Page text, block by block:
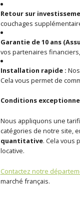
Retour sur
couchages
Garantie de 10 ans
vos partenaires
Installation rapide :
Cela vous permet de
Conditions
Nous appliquons une
catégories de notre site,
quantitative. Cela vous
locative.
Contactez notre
marché français.